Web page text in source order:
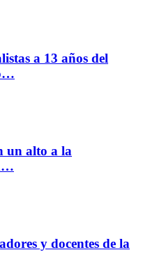
a 13 años del
un alto a la
y docentes de la